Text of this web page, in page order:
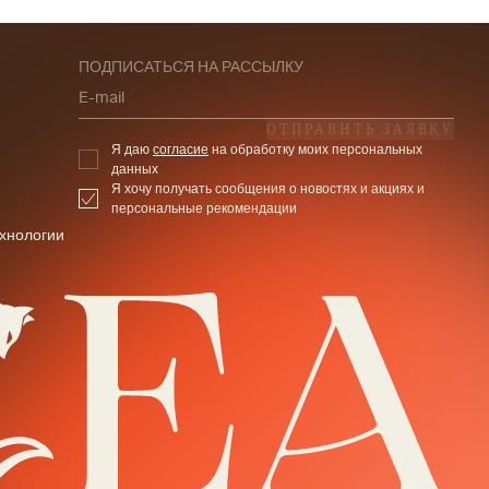
ПОДПИСАТЬСЯ НА РАССЫЛКУ
E-mail
ОТПРАВИТЬ ЗАЯВКУ
Я даю согласие на обработку моих персональных
данных
Я хочу получать сообщения о новостях и акциях и
персональные рекомендации